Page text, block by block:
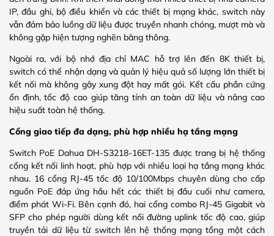
IP, đầu ghi, bộ điều khiển và các thiết bị mạng khác, switch này
vẫn đảm bảo luồng dữ liệu được truyền nhanh chóng, mượt mà và
không gặp hiện tượng nghẽn băng thông.
Ngoài ra, với bộ nhớ địa chỉ MAC hỗ trợ lên đến 8K thiết bị,
switch có thể nhận dạng và quản lý hiệu quả số lượng lớn thiết bị
kết nối mà không gây xung đột hay mất gói. Kết cấu phần cứng
ổn định, tốc độ cao giúp tăng tính an toàn dữ liệu và nâng cao
hiệu suất toàn hệ thống.
Cổng giao tiếp đa dạng, phù hợp nhiều hạ tầng mạng
Switch PoE Dahua DH-S3218-16ET-135 được trang bị hệ thống
cổng kết nối linh hoạt, phù hợp với nhiều loại hạ tầng mạng khác
nhau. 16 cổng RJ-45 tốc độ 10/100Mbps chuyên dùng cho cấp
nguồn PoE đáp ứng hầu hết các thiết bị đầu cuối như camera,
điểm phát Wi-Fi. Bên cạnh đó, hai cổng combo RJ-45 Gigabit và
SFP cho phép người dùng kết nối đường uplink tốc độ cao, giúp
truyền tải dữ liệu từ switch lên hệ thống mạng tổng một cách